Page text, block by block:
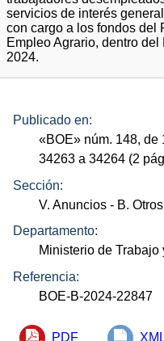
servicios de interés
con cargo a los fondos del
Empleo Agrario, dentro
2024.
Publicado en:
«BOE» núm. 148, de
34263 a 34264 (2
Sección:
V. Anuncios - B.
Departamento:
Ministerio de Trabajo
Referencia:
BOE-B-2024-22847
PDF